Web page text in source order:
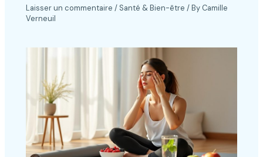
Laisser un commentaire / Santé & Bien-être / By Camille
Verneuil